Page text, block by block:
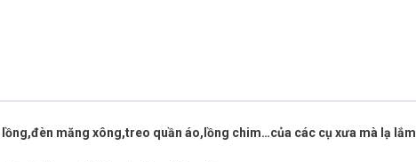
măng xông,treo quần áo,lồng chim…của các cụ xưa mà lạ lắm